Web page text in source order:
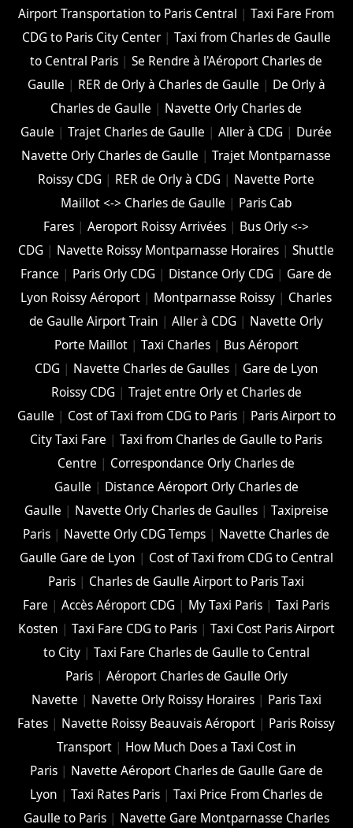
Airport Transportation to Paris Central |Taxi Fare From
CDG to Paris City Center| Taxi from Charles de Gaulle
to Central Paris |Se Rendre à l'Aéroport Charles de
Gaulle | RER de Orly à Charles de Gaulle | De Orly à
Charles de Gaulle | Navette Orly Charles de
Gaule |Trajet Charles de Gaulle |Aller à CDG | Durée
Navette Orly Charles de Gaulle |Trajet Montparnasse
Roissy CDG | RER de Orly à CDG | Navette Porte
Maillot <-> Charles de Gaulle | Paris Cab
Fares |Aeroport Roissy Arrivées | Bus Orly <->
CDG | Navette Roissy Montparnasse Horaires |Shuttle
France | Paris Orly CDG | Distance Orly CDG | Gare de
Lyon Roissy Aéroport | Montparnasse Roissy | Charles
de Gaulle Airport Train |Aller à CDG | Navette Orly
Porte Maillot| Taxi Charles| Bus Aéroport
CDG | Navette Charles de Gaulles| Gare de Lyon
Roissy CDG | Trajet entre Orly et Charles de
Gaulle | Cost of Taxi from CDG to Paris| Paris Airport to
City Taxi Fare |Taxi from Charles de Gaulle to Paris
Centre | Correspondance Orly Charles de
Gaulle | Distance Aéroport Orly Charles de
Gaulle | Navette Orly Charles de Gaulles| Taxipreise
Paris | Navette Orly CDG Temps | Navette Charles de
Gaulle Gare de Lyon | Cost of Taxi from CDG to Central
Paris | Charles de Gaulle Airport to Paris Taxi
Fare |Accès Aéroport CDG | My Taxi Paris |Taxi Paris
Kosten | Taxi Fare CDG to Paris| Taxi Cost Paris Airport
to City| Taxi Fare Charles de Gaulle to Central
Paris| Aéroport Charles de Gaulle Orly
Navette | Navette Orly Roissy Horaires| Paris Taxi
Fates | Navette Roissy Beauvais Aéroport | Paris Roissy
Transport| How Much Does a Taxi Cost in
Paris| Navette Aéroport Charles de Gaulle Gare de
Lyon | Taxi Rates Paris| Taxi Price From Charles de
Gaulle to Paris| Navette Gare Montparnasse Charles